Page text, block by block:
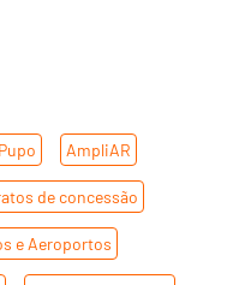
AmpliAR
de concessão
e Aeroportos